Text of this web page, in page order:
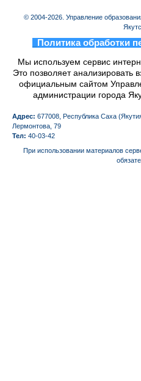
© 2004-2026. Управление
Политика обработки
Мы используем сервис
Это позволяет анализировать
официальным сайтом
администрации города
Адрес: 677008, Республика Саха
Лермонтова, 79
Тел: 40-03-42
При использовании материалов